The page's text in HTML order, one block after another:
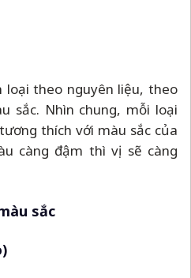
loại theo nguyên liệu, theo
sắc. Nhìn chung, mỗi loại
thích với màu sắc của
càng đậm thì vị sẽ càng
sắc